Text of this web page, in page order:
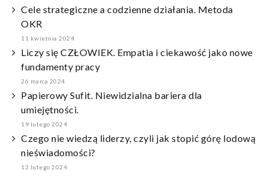
Cele strategiczne a codzienne działania. Metoda
OKR
11 kwietnia 2024
Liczy się CZŁOWIEK. Empatia i ciekawość jako nowe
fundamenty pracy
26 marca 2024
Papierowy Sufit. Niewidzialna bariera dla
umiejętności.
19 lutego 2024
Czego nie wiedzą liderzy, czyli jak stopić górę lodową
nieświadomości?
12 lutego 2024